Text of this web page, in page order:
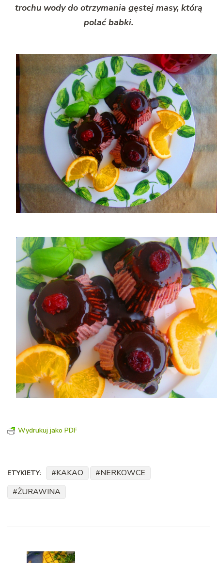
trochu wody do otrzymania gęstej masy, którą
polać babki.
Wydrukuj jako PDF
ETYKIETY: KAKAO
NERKOWCE
ŻURAWINA
wpisu